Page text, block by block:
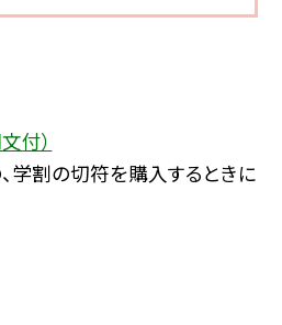
付）
学割の切符を購入するときに